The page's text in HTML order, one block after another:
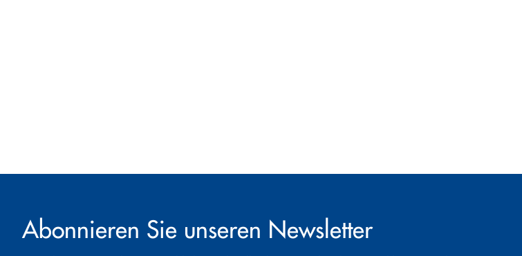
Abonnieren Sie unseren Newsletter